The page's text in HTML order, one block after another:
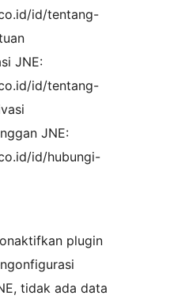
id/tentang-
JNE:
id/tentang-
JNE:
id/hubungi-
plugin
tidak ada data